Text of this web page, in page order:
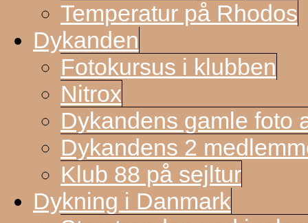
Temperatur på Rhodos
Dykanden
Fotokursus i klubben
Nitrox
Dykandens gamle foto
Dykandens 2
Klub 88 på sejltur
Dykning i Danmark